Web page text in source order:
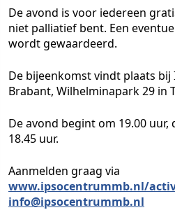
De avond is voor iedereen
niet palliatief bent. Een
wordt gewaardeerd.
De bijeenkomst vindt plaats bij
Brabant, Wilhelminapark 29 in
De avond begint om 19.00
18.45 uur.
Aanmelden graag via
www.ipsocentrummb.nl/
info@ipsocentrummb.nl